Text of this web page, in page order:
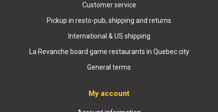
Customer service
Pickup in resto-pub, shipping and returns
International & US shipping
La Revanche board game restaurants in Quebec city
General terms
My account